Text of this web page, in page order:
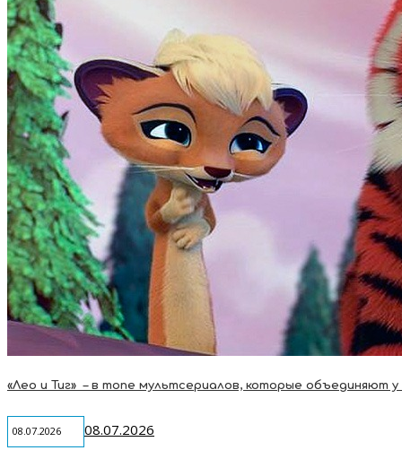
«Лео и Тиг» – в топе мультсериалов, которые объединяют
08.07.2026 08.07.2026